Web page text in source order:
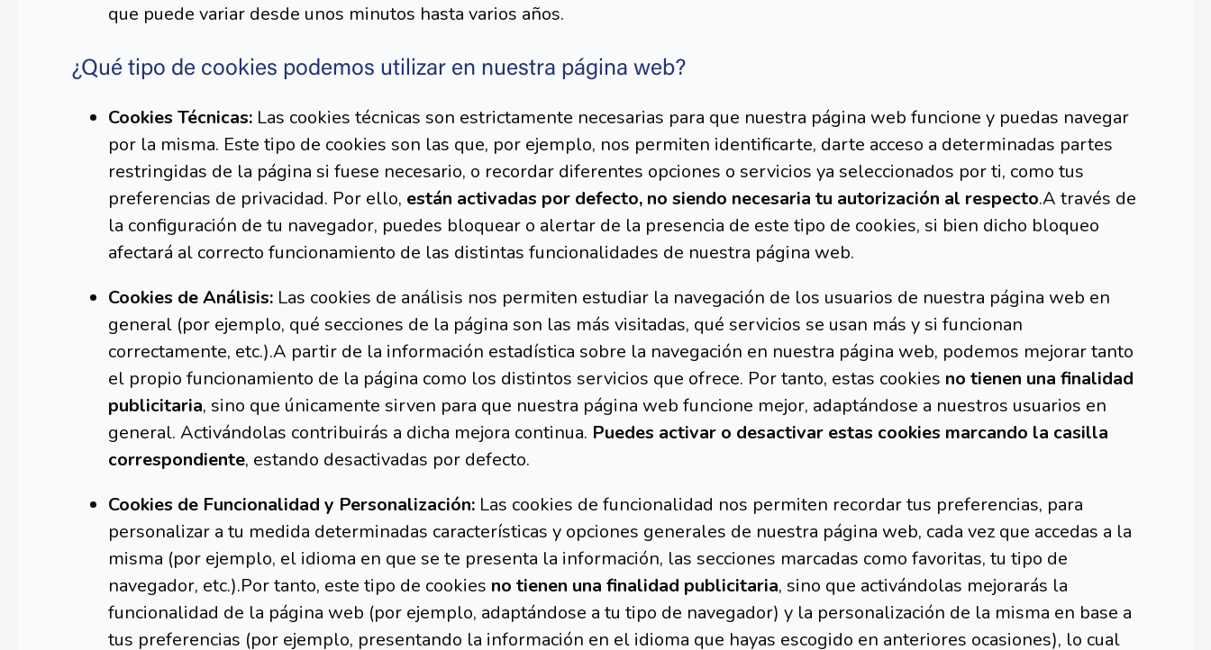
que puede variar desde unos minutos hasta varios años.
¿Qué tipo de cookies podemos utilizar en nuestra página web?
Cookies Técnicas: Las cookies técnicas son estrictamente necesarias para que nuestra página web funcione y puedas navegar
por la misma. Este tipo de cookies son las que, por ejemplo, nos permiten identificarte, darte acceso a determinadas partes
restringidas de la página si fuese necesario, o recordar diferentes opciones o servicios ya seleccionados por ti, como tus
preferencias de privacidad. Por ello, están activadas por defecto, no siendo necesaria tu autorización al respecto.A través de
la configuración de tu navegador, puedes bloquear o alertar de la presencia de este tipo de cookies, si bien dicho bloqueo
afectará al correcto funcionamiento de las distintas funcionalidades de nuestra página web.
Cookies de Análisis: Las cookies de análisis nos permiten estudiar la navegación de los usuarios de nuestra página web en
general (por ejemplo, qué secciones de la página son las más visitadas, qué servicios se usan más y si funcionan
correctamente, etc.).A partir de la información estadística sobre la navegación en nuestra página web, podemos mejorar tanto
el propio funcionamiento de la página como los distintos servicios que ofrece. Por tanto, estas cookies no tienen una finalidad
publicitaria, sino que únicamente sirven para que nuestra página web funcione mejor, adaptándose a nuestros usuarios en
general. Activándolas contribuirás a dicha mejora continua. Puedes activar o desactivar estas cookies marcando la casilla
correspondiente, estando desactivadas por defecto.
Cookies de Funcionalidad y Personalización: Las cookies de funcionalidad nos permiten recordar tus preferencias, para
personalizar a tu medida determinadas características y opciones generales de nuestra página web, cada vez que accedas a la
misma (por ejemplo, el idioma en que se te presenta la información, las secciones marcadas como favoritas, tu tipo de
navegador, etc.).Por tanto, este tipo de cookies no tienen una finalidad publicitaria, sino que activándolas mejorarás la
funcionalidad de la página web (por ejemplo, adaptándose a tu tipo de navegador) y la personalización de la misma en base a
tus preferencias (por ejemplo, presentando la información en el idioma que hayas escogido en anteriores ocasiones), lo cual